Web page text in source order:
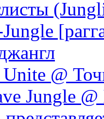
@
Jungle